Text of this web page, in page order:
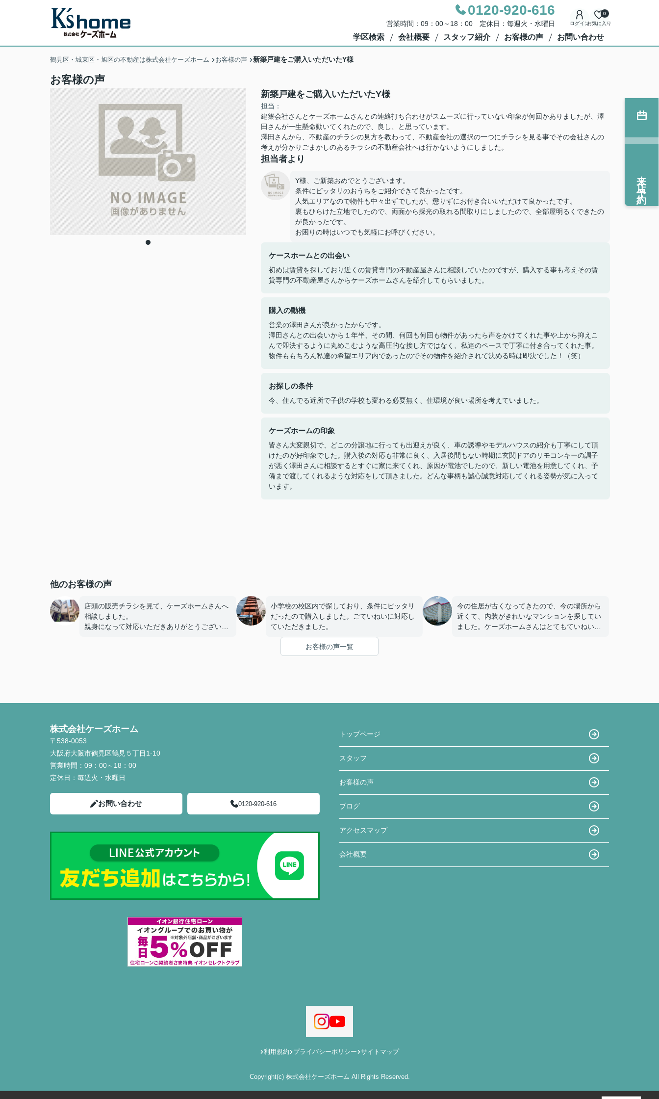
0120-920-616
営業時間：09：00～18：00 定休日：毎週火・水曜日 ログインお気に入り
0
学区検索 会社概要 スタッフ紹介 お客様の声 お問い合わせ
鶴見区・城東区・旭区の不動産は株式会社ケーズホーム お客様の声 新築戸建をご購入いただいたY様
お客様の声
新築戸建をご購入いただいたY様
担当：
建築会社さんとケーズホームさんとの連絡打ち合わせがスムーズに行っていない印象が何回かありましたが、澤
田さんが一生懸命動いてくれたので、良し、と思っています。
澤田さんから、不動産のチラシの見方を教わって、不動産会社の選択の一つにチラシを見る事でその会社さんの
考えが分かりごまかしのあるチラシの不動産会社へは行かないようにしました。
担当者より
Y様、ご新築おめでとうございます。
条件にピッタリのおうちをご紹介できて良かったです。
人気エリアなので物件も中々出ずでしたが、懲りずにお付き合いいただけて良かったです。
裏もひらけた立地でしたので、両面から採光の取れる間取りにしましたので、全部屋明るくできたの
が良かったです。
お困りの時はいつでも気軽にお呼びください。
ケースホームとの出会い
初めは賃貸を探しており近くの賃貸専門の不動産屋さんに相談していたのですが、購入する事も考えその賃
貸専門の不動産屋さんからケーズホームさんを紹介してもらいました。
購入の動機
営業の澤田さんが良かったからです。
澤田さんとの出会いから１年半、その間、何回も何回も物件があったら声をかけてくれた事や上から抑えこ
んで即決するように丸めこむような高圧的な接し方ではなく、私達のペースで丁寧に付き合ってくれた事。
物件ももちろん私達の希望エリア内であったのでその物件を紹介されて決める時は即決でした！（笑）
お探しの条件
今、住んでる近所で子供の学校も変わる必要無く、住環境が良い場所を考えていました。
ケーズホームの印象
皆さん大変親切で、どこの分譲地に行っても出迎えが良く、車の誘導やモデルハウスの紹介も丁寧にして頂
けたのが好印象でした。購入後の対応も非常に良く、入居後間もない時期に玄関ドアのリモコンキーの調子
が悪く澤田さんに相談するとすぐに家に来てくれ、原因が電池でしたので、新しい電池を用意してくれ、予
備まで渡してくれるような対応をして頂きました。どんな事柄も誠心誠意対応してくれる姿勢が気に入って
います。
他のお客様の声
店頭の販売チラシを見て、ケーズホームさんへ
相談しました。
親身になって対応いただきありがとうございま
小学校の校区内で探しており、条件にピッタリ
だったので購入しました。ごていねいに対応し
ていただきました。
今の住居が古くなってきたので、今の場所から
近くて、内装がきれいなマンションを探してい
ました。ケーズホームさんはとてもていねいな
お客様の声一覧
来店予約
株式会社ケーズホーム
〒538-0053
大阪府大阪市鶴見区鶴見５丁目1-10
営業時間： 09：00～18：00
定休日： 毎週火・水曜日
お問い合わせ 0120-920-616
トップページ
スタッフ
お客様の声
ブログ
アクセスマップ
会社概要
利用規約 プライバシーポリシー サイトマップ
Copyright(c) 株式会社ケーズホーム All Rights Reserved.